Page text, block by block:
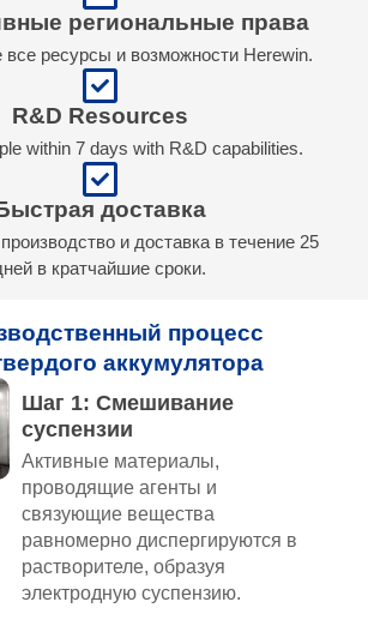
региональные права
все ресурсы и возможности Herewin.
R&D Resources
within 7 days with R&D capabilities.
доставка
и доставка в течение 25
в кратчайшие сроки.
процесс
аккумулятора
Шаг 1: Смешивание
суспензии
Активные материалы,
проводящие агенты и
связующие вещества
равномерно диспергируются в
растворителе, образуя
электродную суспензию.